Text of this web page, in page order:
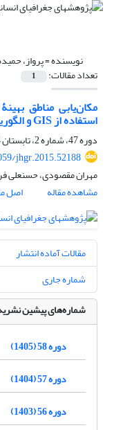
نویسنده =پرواز،
تعداد مقالات: 1
مکان‌یابی مناطق
استفاده از GIS و الگوریتم ژنتیک
دوره 47، شماره 2، تابستان 1394، صفحه
jhgr.2015.52188
مهران مقصودی، حسنعلی
مشاهده مقاله
اصل
مقالات آماده انتشار
شماره جاری
شماره‌های پیشین
دوره 58 (1405)
دوره 57 (1404)
دوره 56 (1403)